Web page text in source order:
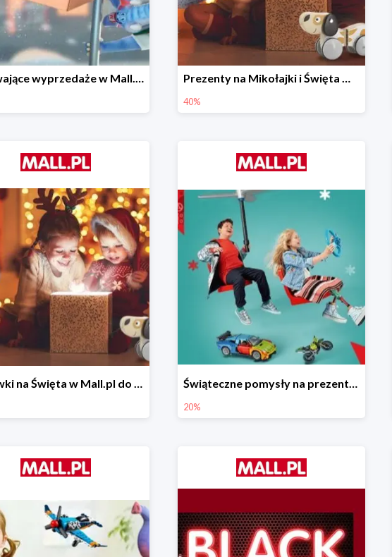
Porywające wyprzedaże w Mall.pl do -50% Prezenty na Mikołajki i Święta w Mall.pl do -40%
40%
Zabawki na Święta w Mall.pl do -50% Świąteczne pomysły na prezenty od LEGO w Mall.pl do -20%
20%